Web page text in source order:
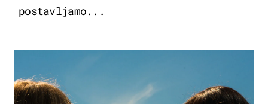
postavljamo...